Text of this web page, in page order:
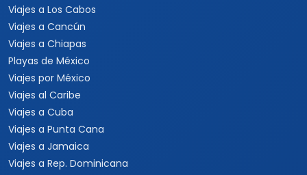
Viajes a Los Cabos
Viajes a Cancún
Viajes a Chiapas
Playas de México
Viajes por México
Viajes al Caribe
Viajes a Cuba
Viajes a Punta Cana
Viajes a Jamaica
Viajes a Rep. Dominicana